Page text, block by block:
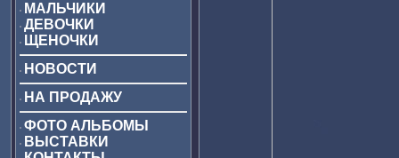
МАЛЬЧИКИ
ДЕВОЧКИ
ЩЕНОЧКИ
НОВОСТИ
НА ПРОДАЖУ
ФОТО АЛЬБОМЫ
ВЫСТАВКИ